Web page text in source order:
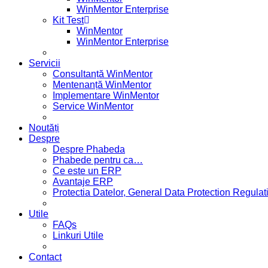
WinMentor Enterprise
Kit Test
WinMentor
WinMentor Enterprise
Servicii
Consultanță WinMentor
Mentenanță WinMentor
Implementare WinMentor
Service WinMentor
Noutăți
Despre
Despre Phabeda
Phabede pentru ca…
Ce este un ERP
Avantaje ERP
Protectia Datelor, General Data Protection
Utile
FAQs
Linkuri Utile
Contact